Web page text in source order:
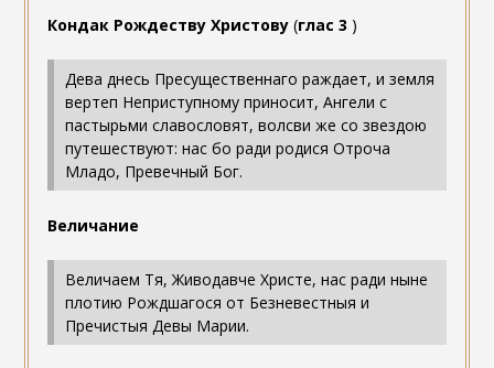
Кондак Рождеству Христову(глас 3 )
Дева днесь Пресущественнаго раждает, и земля
вертеп Неприступному приносит, Ангели с
пастырьми славословят, волсви же со звездою
путешествуют: нас бо ради родися Отроча
Младо, Превечный Бог.
Величание
Величаем Тя, Живодавче Христе, нас ради ныне
плотию Рождшагося от Безневестныя и
Пречистыя Девы Марии.